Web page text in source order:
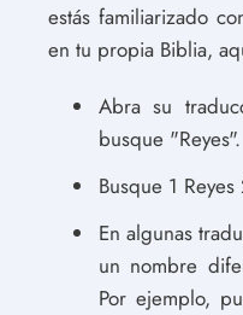
estás familiarizado
en tu propia Biblia,
Abra su
busque "Reyes".
Busque 1
En algunas
un nombre
Por ejemplo,